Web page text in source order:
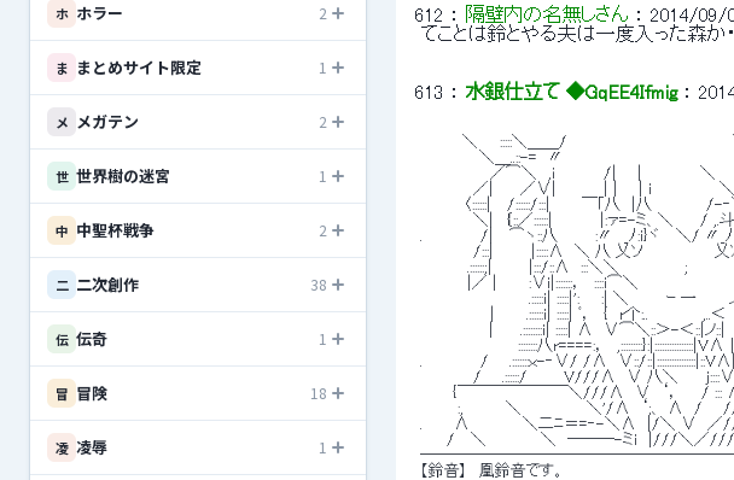
ホ ホラー 2
ま まとめサイト限定 1
メ メガテン 2
世 世界樹の迷宮 1
中 中聖杯戦争 2
二 二次創作 38
伝 伝奇 1
冒 冒険 18
凌 凌辱 1
612 ： 隔壁内の名無しさん ： 2014/09/
てことは鈴とやる夫は一度入った森か・
613 ： 水銀仕立て ◆GqEE4Ifmig ：
＼　　:::::＼＿＿/　　　　　　　　　 　 　 　
＼＿..::-=　〃　　　　　　　　　　　　　　 　
／⌒＼　,ｉ　　　　 /| 　 |　　 　 　 ＼ 　 　
／|　　 ／∨|　 　 　 | | 　 | i 　 　 　 　 ＼
〈::::::|　 /::::::/:::|　 　 ￣｢八　|八　　　　　/-‐
＼|　｛::／::::::|　 　 　 |:ァ=-ミ、＼　　 / ,.斗=
.　　 　 　 /| 　⌒ヽ::八　　　 :〃　_ﾉ:i}ヾ 　＼/ 〃
/:::|　　　 |:::::∧　＼ 八 乂ソ　　　　　　 乂
.::::::;| 　 　 |:::/::∧　:::＼＼　　　　　　;　 　 　
|／ |　 　 :∨i|:::::::，　::::i⌒＼　　　　　　　　　
.:::::i| :::::|':　　:| ＼　　　 ｰ 一　　　ノ!::::
|　 　 .::::::i| :::::| ﾞ，　{　r个:..　　　　　,..＜　|:::
|　　 .::::::::i| :::::| ∧　∨⌒＼::＞-＜::|ノ::|　|::
::::::::八r====:，　,:::::::::}:|::::::::::::::::|V∧｜ ｉ
.　　 　 　 / 　 .:::::::ｘ-‐∨/ /∧　∨::/::|::::::::::::::::|::V∧|　|
/ 　 .::::::/ 　 　 V///∧　∨ 八＼　　 j::::∨ |　
{￣￣￣￣￣￣￣＼///∧　∨　‘，　　/ :::
:,　　 　 ＼　　　　　　＼'/∧　‘;、 ∧　/ 　 //
.　 　 ∧　　　 　 ＼二ﾆ＝=‐-＼∧　|/＼ ∨　／
/　 ＼　　　　　＼　───-ミi　|///＼／
【鈴音】　凰鈴音です。